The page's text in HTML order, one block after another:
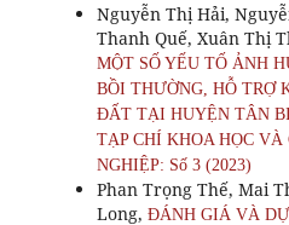
Nguyễn Thị Hải,
Thanh Quế, Xuân Thị
MỘT SỐ YẾU TỐ ẢNH
BỒI THƯỜNG, HỖ TRỢ
ĐẤT TẠI HUYỆN TÂN
TẠP CHÍ KHOA HỌC VÀ
NGHIỆP: Số 3 (2023)
Phan Trọng Thế, Mai
Long, ĐÁNH GIÁ VÀ